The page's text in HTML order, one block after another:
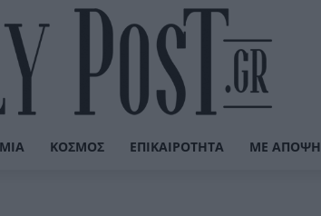
ΚΌΣΜΟΣ ΕΠΙΚΑΙΡΌΤΗΤΑ ΜΕ ΆΠΟΨΗ